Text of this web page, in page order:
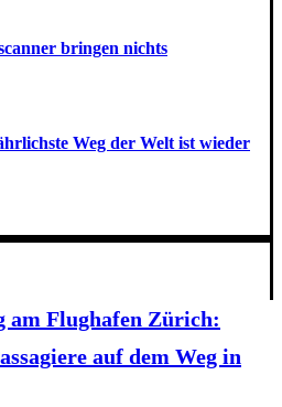
bringen nichts
Weg der Welt ist wieder
am Flughafen Zürich:
auf dem Weg in